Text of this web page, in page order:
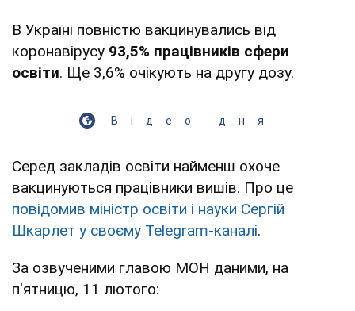
В Україні повністю вакцинувались від
коронавірусу 93,5% працівників сфери
освіти. Ще 3,6% очікують на другу дозу.
Відео дня
Серед закладів освіти найменш охоче
вакцинуються працівники вишів. Про це
повідомив міністр освіти і науки Сергій
Шкарлет у своєму Telegram-каналі.
За озвученими главою МОН даними, на
п'ятницю, 11 лютого: